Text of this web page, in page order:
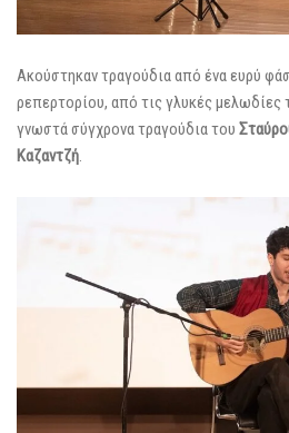
Ακούστηκαν τραγούδια από ένα ευρύ
ρεπερτορίου, από τις γλυκές μελωδίες
γνωστά σύγχρονα τραγούδια του
Καζαντζή.